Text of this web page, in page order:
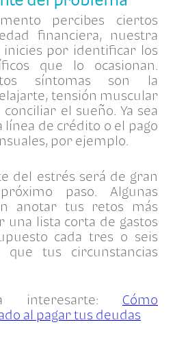
percibes ciertos
financiera, nuestra
inicies por identificar los
que lo ocasionan.
síntomas son la
tensión muscular
el sueño. Ya sea
de crédito o el pago
por ejemplo.
del estrés será de gran
paso. Algunas
anotar tus retos más
una lista corta de gastos
cada tres o seis
tus circunstancias
interesarte: Cómo
al pagar tus deudas